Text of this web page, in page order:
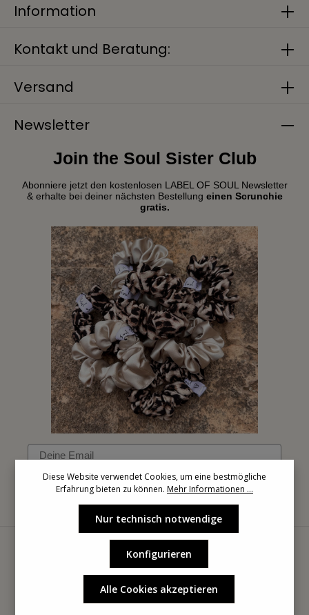
Kontakt und Beratung:
Versand
Newsletter
Join the Soul Sister Club
Abonniere jetzt den kostenlosen LABEL OF SOUL Newsletter
& erhalte bei deiner nächsten Bestellung einen Scrunchie
gratis.
Email
Information
Diese Website verwendet Cookies, um eine bestmögliche
Erfahrung bieten zu können. Mehr Informationen ...
Nur technisch notwendige
Konfigurieren
Alle Cookies akzeptieren